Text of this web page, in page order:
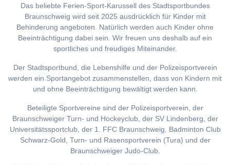
Das beliebte Ferien-Sport-Karussell des Stadtsportbundes
Braunschweig wird seit 2025 ausdrücklich für Kinder mit
Behinderung angeboten. Natürlich werden auch Kinder ohne
Beeinträchtigung dabei sein. Wir freuen uns deshalb auf ein
sportliches und freudiges Miteinander.
Der Stadtsportbund, die Lebenshilfe und der Polizeisportverein
werden ein Sportangebot zusammenstellen, dass von Kindern mit
und ohne Beeinträchtigung bewältigt werden kann.
Beteiligte Sportvereine sind der Polizeisportverein, der
Braunschweiger Turn- und Hockeyclub, der SV Lindenberg, der
Universitätssportclub, der 1. FFC Braunschweig, Badminton Club
Schwarz-Gold, Turn- und Rasensportverein (Tura) und der
Braunschweiger Judo-Club.